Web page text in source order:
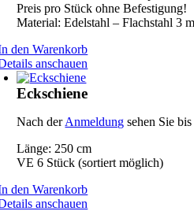
Preis pro Stück ohne Befestigung!
Material: Edelstahl – Flachstahl 3
den Warenkorb
anschauen
Eckschiene
Nach derAnmeldung sehen Sie
Länge: 250 cm
VE 6 Stück (sortiert möglich)
den Warenkorb
anschauen